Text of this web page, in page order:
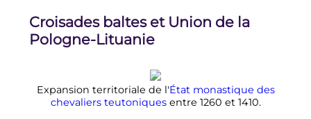
Croisades baltes et Union de la
Pologne-Lituanie
Expansion territoriale de l'État monastique des
chevaliers teutoniquesentre 1260 et 1410.